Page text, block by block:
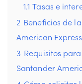
1.1 Tasas e
2 Beneficios de
American Express
3 Requisitos
Santander